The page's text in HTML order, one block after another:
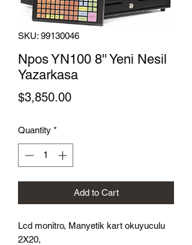
SKU: 99130046
Npos YN100 8'' Yeni Nesil
Yazarkasa
$3,850.00Price
Quantity *
Add to Cart
Lcd monitro, Manyetik kart okuyuculu
2X20,